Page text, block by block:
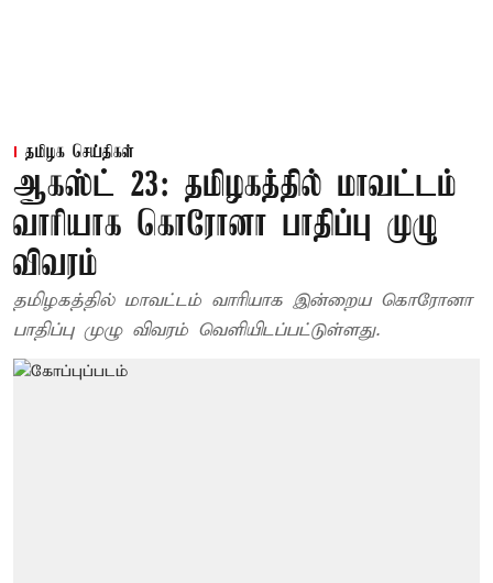
தமிழக செய்திகள்
ஆகஸ்ட் 23: தமிழகத்தில் மாவட்டம்
வாரியாக கொரோனா பாதிப்பு முழு
விவரம்
தமிழகத்தில் மாவட்டம் வாரியாக இன்றைய கொரோனா
பாதிப்பு முழு விவரம் வெளியிடப்பட்டுள்ளது.